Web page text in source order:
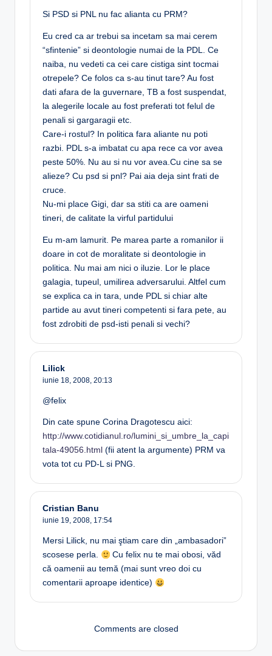
Si PSD si PNL nu fac alianta cu PRM?
Eu cred ca ar trebui sa incetam sa mai cerem
“sfintenie” si deontologie numai de la PDL. Ce
naiba, nu vedeti ca cei care cistiga sint tocmai
otrepele? Ce folos ca s-au tinut tare? Au fost
dati afara de la guvernare, TB a fost suspendat,
la alegerile locale au fost preferati tot felul de
penali si gargaragii etc.
Care-i rostul? In politica fara aliante nu poti
razbi. PDL s-a imbatat cu apa rece ca vor avea
peste 50%. Nu au si nu vor avea.Cu cine sa se
alieze? Cu psd si pnl? Pai aia deja sint frati de
cruce.
Nu-mi place Gigi, dar sa stiti ca are oameni
tineri, de calitate la virful partidului
Eu m-am lamurit. Pe marea parte a romanilor ii
doare in cot de moralitate si deontologie in
politica. Nu mai am nici o iluzie. Lor le place
galagia, tupeul, umilirea adversarului. Altfel cum
se explica ca in tara, unde PDL si chiar alte
partide au avut tineri competenti si fara pete, au
fost zdrobiti de psd-isti penali si vechi?
Lilick
iunie 18, 2008, 20:13
@felix
Din cate spune Corina Dragotescu aici:
http://www.cotidianul.ro/lumini_si_umbre_la_capi
tala-49056.html (fii atent la argumente) PRM va
vota tot cu PD-L si PNG.
Cristian Banu
iunie 19, 2008, 17:54
Mersi Lilick, nu mai ştiam care din „ambasadori”
scosese perla.
Cu felix nu te mai obosi, văd
că oamenii au temă (mai sunt vreo doi cu
comentarii aproape identice)
Comments are closed